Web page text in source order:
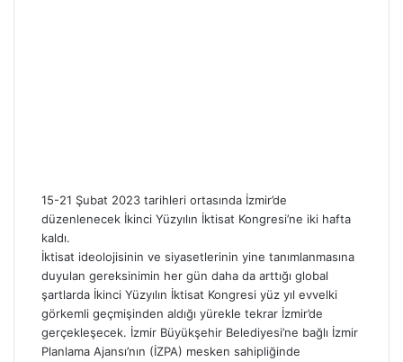
15-21 Şubat 2023 tarihleri ortasında İzmir’de
düzenlenecek İkinci Yüzyılın İktisat Kongresi’ne iki hafta
kaldı.
İktisat ideolojisinin ve siyasetlerinin yine tanımlanmasına
duyulan gereksinimin her gün daha da arttığı global
şartlarda İkinci Yüzyılın İktisat Kongresi yüz yıl evvelki
görkemli geçmişinden aldığı yürekle tekrar İzmir’de
gerçekleşecek. İzmir Büyükşehir Belediyesi’ne bağlı İzmir
Planlama Ajansı’nın (İZPA) mesken sahipliğinde